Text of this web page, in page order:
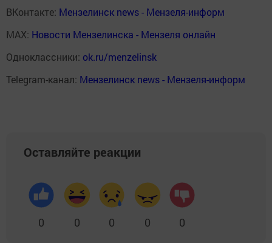
ВКонтакте: Мензелинск news - Мензеля-информ
MAX: Новости Мензелинска - Мензеля онлайн
Одноклассники: ok.ru/menzelinsk
Telegram-канал: Мензелинск news - Мензеля-информ
Оставляйте реакции
0 0 0 0 0